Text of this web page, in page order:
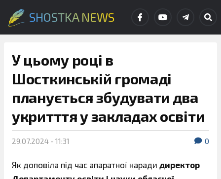
SHOSTKA NEWS
У цьому році в
Шосткинській громаді
планується збудувати два
укритття у закладах освіти
29.07.2024 - 11:31 0
Як доповіла під час апаратної наради директор